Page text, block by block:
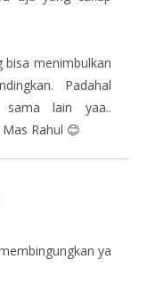
bisa menimbulkan
Padahal
lain yaa..
Rahul 😊
ya